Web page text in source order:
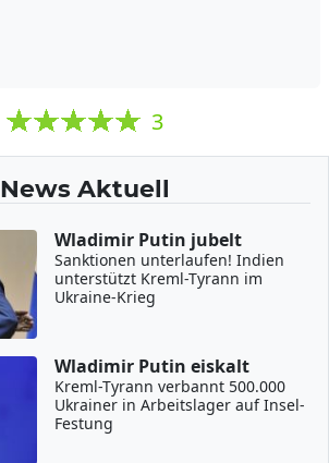
3
News Aktuell
Wladimir Putin jubelt
Sanktionen unterlaufen! Indien
unterstützt Kreml-Tyrann im
Ukraine-Krieg
Wladimir Putin eiskalt
Kreml-Tyrann verbannt 500.000
Ukrainer in Arbeitslager auf Insel-
Festung